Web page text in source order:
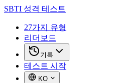
SBTI 성격 테스트
27가지 유형
리더보드
기록
테스트 시작
KO